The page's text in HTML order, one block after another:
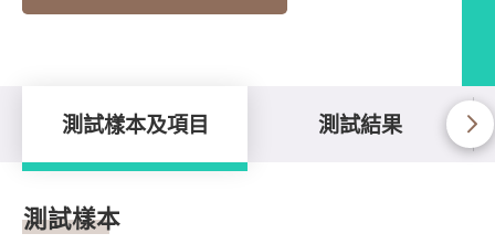
測試樣本及項目 測試結果
測試樣本及項目
測試樣本